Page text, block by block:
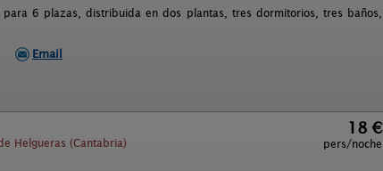
6 plazas, distribuida en dos plantas, tres dormitorios, tres baños,
Email
Helgueras (Cantabria)
18 €
pers/noche